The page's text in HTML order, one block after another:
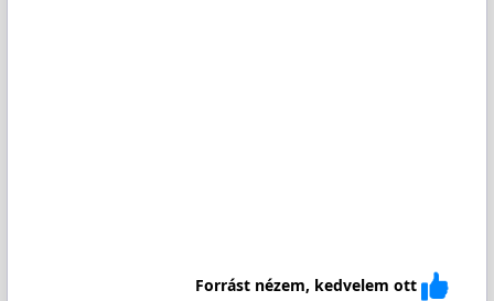
Forrást nézem, kedvelem ott